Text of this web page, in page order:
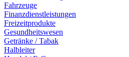
Fahrzeuge
Finanzdienstleistungen
Freizeitprodukte
Gesundheitswesen
Getränke / Tabak
Halbleiter